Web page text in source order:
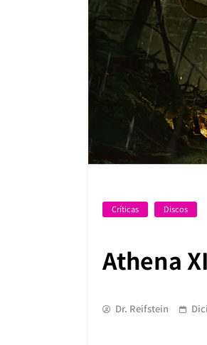
Críticas Discos
Athena
Dr. Reifstein